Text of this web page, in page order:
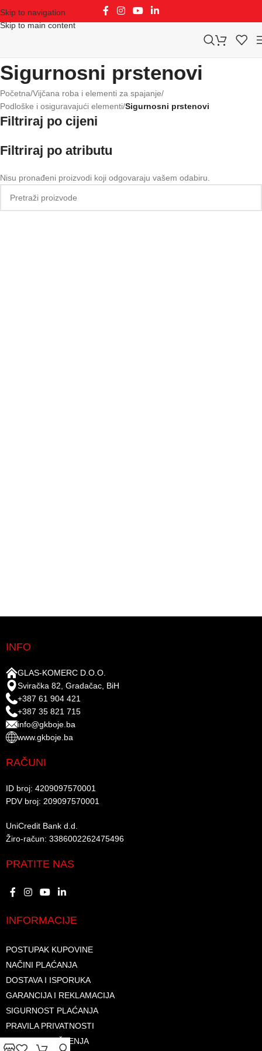
Skip to navigation
Skip to main content
Sigurnosni prstenovi
Početna/Vijčana roba i elementi za spajanje/
Podloške i osiguravajući elementi/Sigurnosni prstenovi
Filtriraj po cijeni
Filtriraj po atributu
Nisu pronađeni proizvodi koji odgovaraju vašem odabiru.
INFO
GLAS-KOMERC D.O.O.
Sviračka 82, Gradačac, BiH
+387 61 904 421
+387 35 821 715
info@gkboje.ba
www.gkboje.ba
RAČUNI
ID broj: 4209097570001​
PDV broj: 209097570001 ​
UniCredit Bank d.d.​
Žiro-račun: 3386002262475496​​
PRATITE NAS
INFORMACIJE
POSTUPAK KUPOVINE
NAČINI PLAĆANJA
DOSTAVA I ISPORUKA
GARANCIJA I REKLAMACIJA
SIGURNOST PLAĆANJA
PRAVILA PRIVATNOSTI
USLOVI KORIŠTENJA